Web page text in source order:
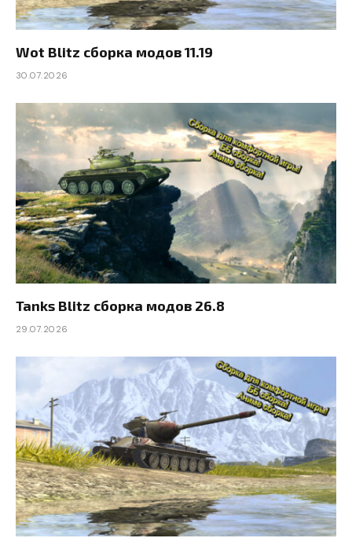
Wot Blitz сборка модов 11.19
30.07.2026
Tanks Blitz сборка модов 26.8
29.07.2026